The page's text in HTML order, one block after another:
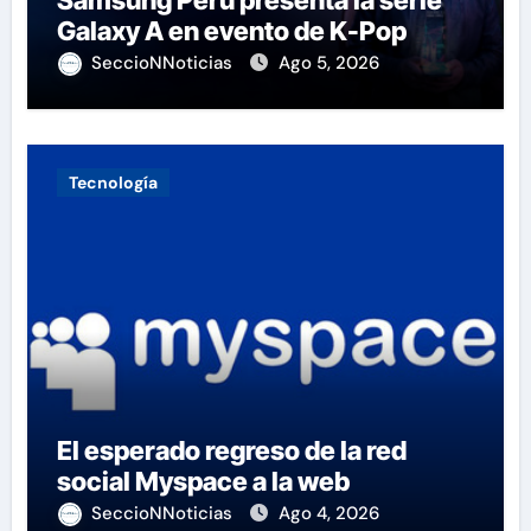
Galaxy A en evento de K-Pop
SeccioNNoticias Ago 5, 2026
Tecnología
El esperado regreso de la red
social Myspace a la web
SeccioNNoticias Ago 4, 2026